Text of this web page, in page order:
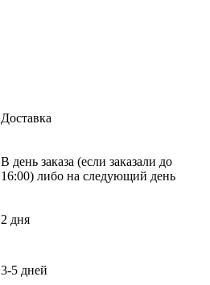
Доставка
В день заказа (если заказали до
16:00) либо на следующий день
2 дня
3-5 дней